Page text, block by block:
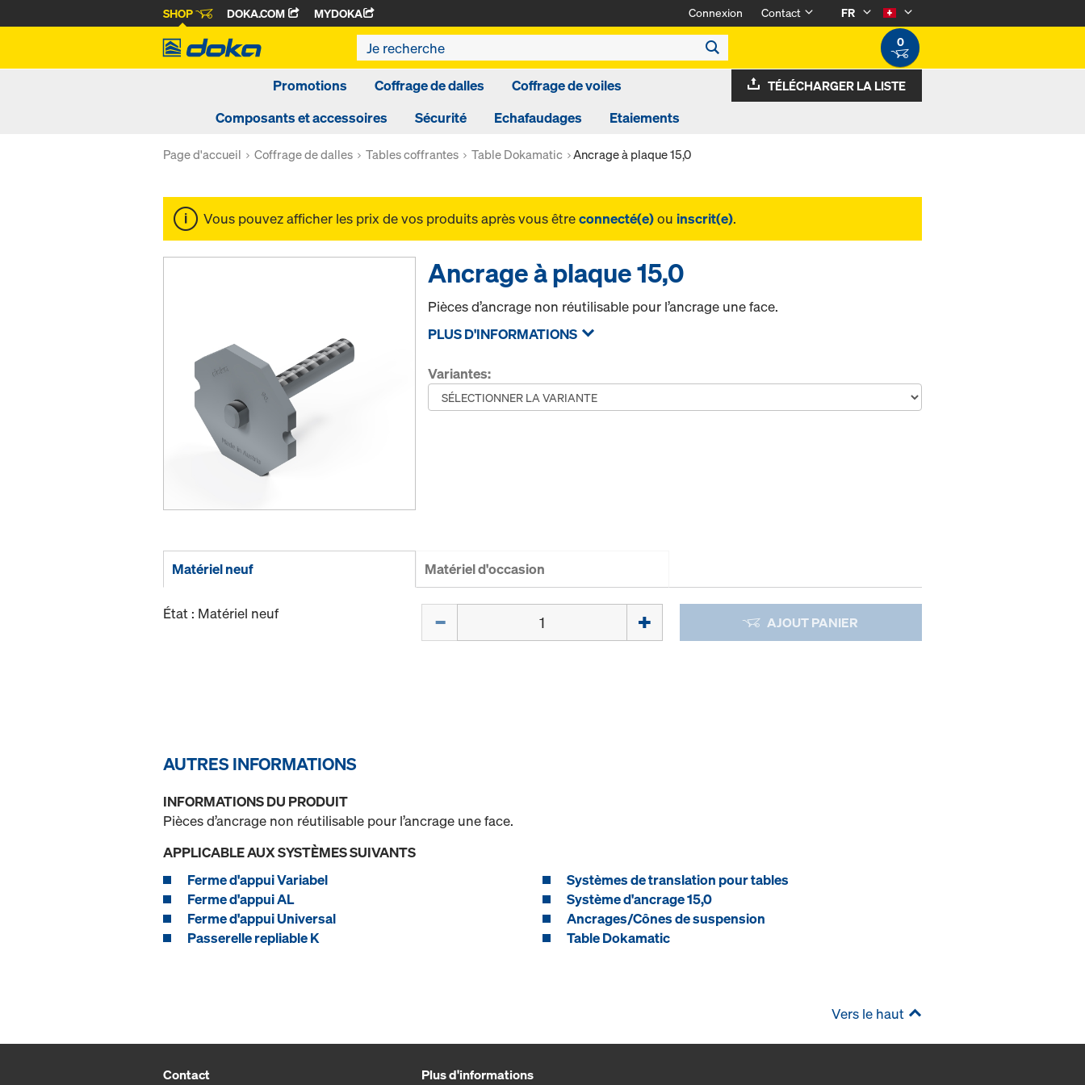
SHOP DOKA.COM MYDOKA Connexion Contact
FR
0
Promotions Coffrage de dalles
Coffrage de voiles
Composants et accessoires
Sécurité Echafaudages Etaiements
TÉLÉCHARGER LA LISTE
Page d'accueil Coffrage de dalles Tables coffrantes Table Dokamatic Ancrage à plaque 15,0
Vous pouvez afficher les prix de vos produits après vous êtreconnecté(e)ou inscrit(e).
Ancrage à plaque 15,0
Pièces d’ancrage non réutilisable pour l’ancrage une face.
PLUS D'INFORMATIONS
Variantes:
Matériel neuf Matériel d'occasion
État : Matériel neuf AJOUT PANIER
AUTRES INFORMATIONS
INFORMATIONS DU PRODUIT
Pièces d’ancrage non réutilisable pour l’ancrage une face.
APPLICABLE AUX SYSTÈMES SUIVANTS
Ferme d'appui Variabel
Systèmes de translation pour tables
Ferme d'appui AL
Système d'ancrage 15,0
Ferme d'appui Universal
Ancrages/Cônes de suspension
Passerelle repliable K
Table Dokamatic
Vers le haut
Contact Plus d'informations